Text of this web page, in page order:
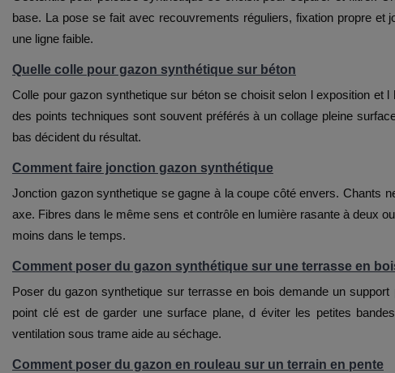
base. La pose se fait avec recouvrements réguliers, fixation propre
une ligne faible.
Quelle colle pour gazon synthétique sur béton
Colle pour gazon synthetique sur béton se choisit selon l exposition et
des points techniques sont souvent préférés à un collage pleine
bas décident du résultat.
Comment faire jonction gazon synthétique
Jonction gazon synthetique se gagne à la coupe côté envers. Chants
axe. Fibres dans le même sens et contrôle en lumière rasante à deux
moins dans le temps.
Comment poser du gazon synthétique sur une terrasse en
Poser du gazon synthetique sur terrasse en bois demande un
point clé est de garder une surface plane, d éviter les petites
ventilation sous trame aide au séchage.
Comment poser du gazon en rouleau sur un terrain en pente